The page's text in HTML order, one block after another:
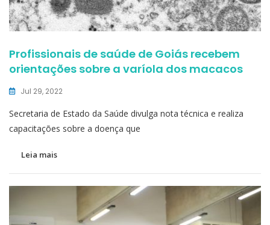
Profissionais de saúde de Goiás recebem
orientações sobre a varíola dos macacos
Jul 29, 2022
Secretaria de Estado da Saúde divulga nota técnica e realiza
capacitações sobre a doença que
Leia mais